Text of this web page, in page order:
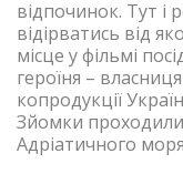
відпочинок. Тут і
відірватись від
місце у фільмі
героїня –
копродукції
Зйомки
Адріатичного